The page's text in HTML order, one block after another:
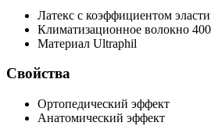
Латекс с коэффициентом
Климатизационное волокно
Материал Ultraphil
Свойства
Ортопедический эффект
Анатомический эффект